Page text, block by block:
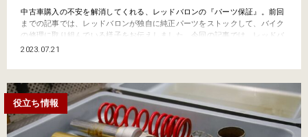
中古車購入の不安を解消してくれる、レッドバロンの『パーツ保証』。前回
までの記事では、レッドバロンが独自に純正パーツをストックして、バイク
の修理に取り組んでいる様子をお伝えしました。今回の記事では、レッドバ
ロンの技術で蘇った絶版バイクに試乗し、その性能をチェックさせてもらい
がありました…！ ライディングスクール岡崎へやってきた！ …
2023.07.21
役立ち情報